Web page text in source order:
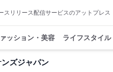
スリリース配信サービスのアットプレス
ッション・美容 ライフスタイル
ズジャパン